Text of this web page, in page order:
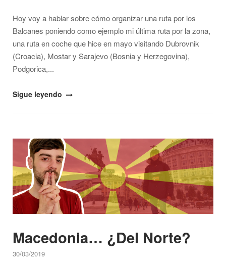
Hoy voy a hablar sobre cómo organizar una ruta por los
Balcanes poniendo como ejemplo mi última ruta por la zona,
una ruta en coche que hice en mayo visitando Dubrovnik
(Croacia), Mostar y Sarajevo (Bosnia y Herzegovina),
Podgorica,...
"Cómo
Balcanes"
Sigue leyendo
Open post
Macedonia… ¿Del Norte?
30/03/2019